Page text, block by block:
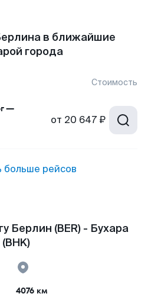
в ближайшие
города
Стоимость
—
от 20 647 ₽
больше рейсов
Берлин (BER) - Бухара
(BHK)
4076 км